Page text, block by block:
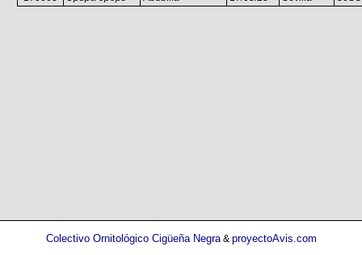
Colectivo Ornitológico Cigüeña Negra& proyectoAvis.com